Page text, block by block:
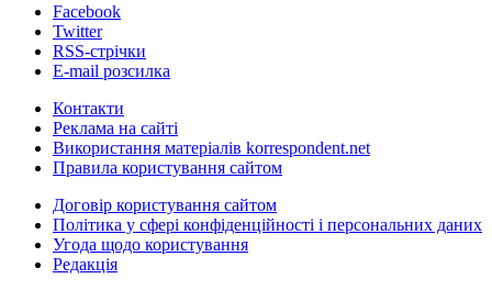
Facebook
Twitter
RSS-стрічки
E-mail розсилка
Контакти
Реклама на сайті
Використання матеріалів korrespondent.net
Правила користування сайтом
Договір користування сайтом
Політика у сфері конфіденційності і персональних даних
Угода щодо користування
Редакція